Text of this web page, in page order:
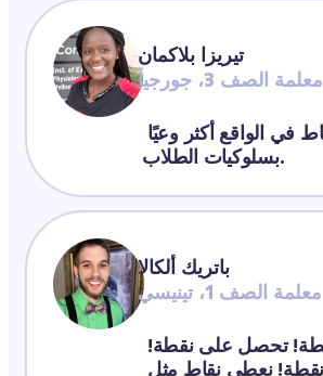
تيريزا بلاكمان
معلمة الصف 3، جورجيا
بسلوكيات الطلاب.
باتريك ألكالا
معلمة الصف 1، تينيسي